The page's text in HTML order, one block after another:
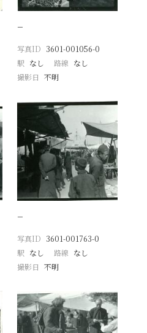
−
写真ID 3601-001056-0
駅 なし 路線 なし
撮影日 不明
−
写真ID 3601-001763-0
駅 なし 路線 なし
撮影日 不明